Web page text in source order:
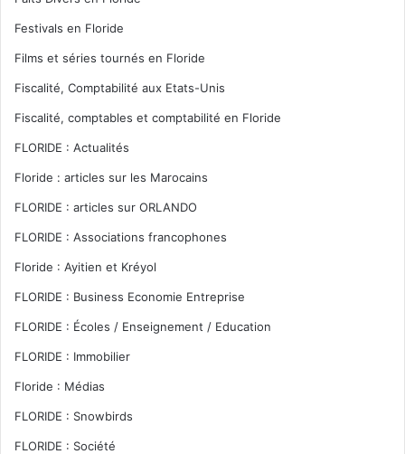
Festivals en Floride
Films et séries tournés en Floride
Fiscalité, Comptabilité aux Etats-Unis
Fiscalité, comptables et comptabilité en Floride
FLORIDE : Actualités
Floride : articles sur les Marocains
FLORIDE : articles sur ORLANDO
FLORIDE : Associations francophones
Floride : Ayitien et Kréyol
FLORIDE : Business Economie Entreprise
FLORIDE : Écoles / Enseignement / Education
FLORIDE : Immobilier
Floride : Médias
FLORIDE : Snowbirds
FLORIDE : Société